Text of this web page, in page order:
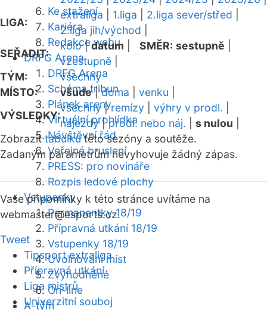
Ke stažení
Kariéra
Redakce webu
DRFG Arena
DRFG Arena
Schéma tribun
Plánek areny
Virtuální prohlídka
Návštěvní řád
Veřejné bruslení
PRESS: pro novináře
Rozpis ledové plochy
Vstupenky
Permanentky 18/19
Přípravná utkání 18/19
Vstupenky 18/19
Uvolňování míst
Zvýhodněné
On-line
A-tým
LIGA:
extraliga 1.liga 2.liga sever/střed
2.liga jih/východ
SEŘADIT:
kolo|datum SMĚR: sestupně
vzestupně
TÝM:
všechny
MÍSTO:
všude|doma venku
VÝSLEDKY:
všechny|remízy výhry v prodl.
nájezdy|prodl. nebo náj. s nulou
Zobrazittabulkutéto sezóny a soutěže.
Zadaným parametrům nevyhovuje žádný zápas.
Vaše připomínky k této stránce uvítáme na
webmaster@esports.cz.
Tweet
Tipsport extraliga
Přípravná utkání
Liga mistrů
Univerzitní souboj